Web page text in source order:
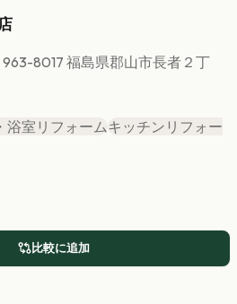
963-8017 福島県郡山市長者２丁
浴室リフォームキッチンリフォー
比較に追加